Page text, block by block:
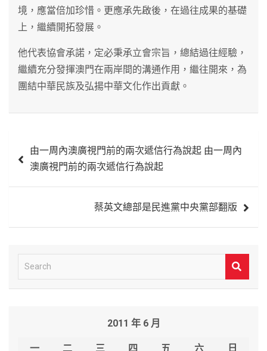
境，應當倍加珍惜。更應承先啟後，在過往成果的基礎
上，繼續開拓發展。
他代表協會承諾，定必秉承立會宗旨，總結過往經驗，
繼續充分發揮澳門在兩岸間的溝通作用，繼往開來，為
團結中華民族及弘揚中華文化作出貢獻。
章
由一周內澳廣視門前的兩次遞信行為說起 由一周內
澳廣視門前的兩次遞信行為說起
蔡英文總部是民進黨中央黨部翻版
e
2011 年 6 月
一 二 三 四 五 六 日